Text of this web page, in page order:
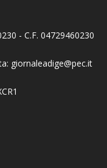
- C.F. 04729460230
giornaleadige@pec.it